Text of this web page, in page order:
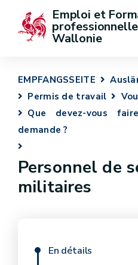
Emploi et
Wallonie
EMPFANGSSEITE
Permis de travail
Que devez-vous
demande ?
Personnel de
militaires
En détails